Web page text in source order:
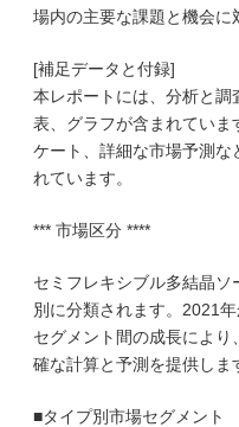
場内の主要な課題と機会に
[補足データと付録]
本レポートには、分析と調
表、グラフが含まれていま
ケート、詳細な市場予測な
れています。
*** 市場区分 ****
セミフレキシブル多結晶
別に分類されます。2021
セグメント間の成長によ
確な計算と予測を提供しま
■タイプ別市場セグメント